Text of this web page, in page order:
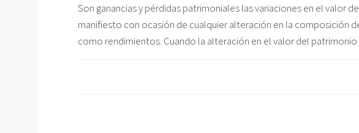
Son ganancias y pérdidas patrimoniales las variaciones en el valor
manifiesto con ocasión de cualquier alteración en la composición
como rendimientos. Cuando la alteración en el valor del